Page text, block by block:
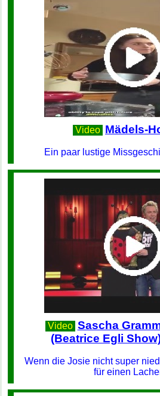
Video Mädels-
Ein paar lustige
Video Sascha
(Beatrice Egli
Wenn die Josie nicht super
für einen